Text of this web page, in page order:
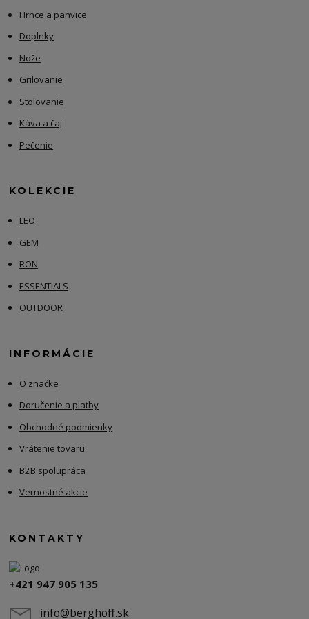
Hrnce a panvice
Doplnky
Nože
Grilovanie
Stolovanie
Káva a čaj
Pečenie
KOLEKCIE
LEO
GEM
RON
ESSENTIALS
OUTDOOR
INFORMÁCIE
O značke
Doručenie a platby
Obchodné podmienky
Vrátenie tovaru
B2B spolupráca
Vernostné akcie
KONTAKTY
+421 947 905 135
info@berghoff.sk